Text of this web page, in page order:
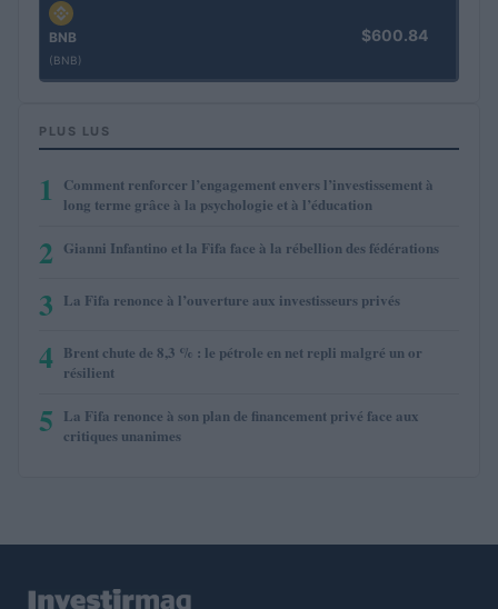
BNB
(BNB)
$600.84
PLUS LUS
1
Comment renforcer l’engagement envers l’investissement à
long terme grâce à la psychologie et à l’éducation
2 Gianni Infantino et la Fifa face à la rébellion des fédérations
3 La Fifa renonce à l’ouverture aux investisseurs privés
4 Brent chute de 8,3 % : le pétrole en net repli malgré un or
résilient
5 La Fifa renonce à son plan de financement privé face aux
critiques unanimes